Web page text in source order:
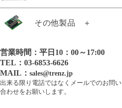
TE0820-05-4AE81MA
TE0820-05-4AI21MI
TE0820-05-4DE21MA
TE0820-05-4DE81MA
TE0820-05-4DE81MAS
TE0813-02-5DI81-A
TE0817-01-7DE21-A
TE0817-02-4BE81-A
TE0817-02-7AI81-A
TE0817-02-7DE81-A
TE0720-04-62I33ML
TE0720-04-62I33NA
TE0745-03-92I31-A
TE0745-03-92I31-AK
TE0745-03-93E31-AK
TE0724-04-41I33-A
TE0724-04-61I32-A
TE0728-03-1Q
TE0728-04-1Q
TE0729-03-62I63MA
TE0711-02-42C-1-A
TE0711-02-42I-1-A
TE0711-02-72I-1-A
TE0712-02-42I36-A
TE0712-02-71I36-A
TE0146-00
TE0300-01IBM
TE0303-01
TE0303-01NC
TE0320-00-EV02
TE0741-04-G2C-1-A
TE0741-05-A2C-1-A
TE0741-05-B2C-1-A
TE0741-05-B2C-1-AF
TE0741-05-B2I-1-A
21011
21371
21372
21589
その他製品 ＋
TE0808用ヒートシンク
GigaZee TRENZヒートシンク
26922
21010
営業時間：平日10：00～17:00
TEL：03-6853-6626
MAIL： sales@trenz.jp
出来る限り電話ではなくメールでのお問い
合わせをお願いします。